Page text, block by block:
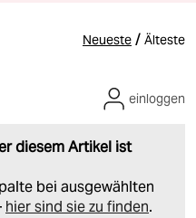
Neueste / Älteste
diesem Artikel ist
bei ausgewählten
hier sind sie zu finden.
einloggen